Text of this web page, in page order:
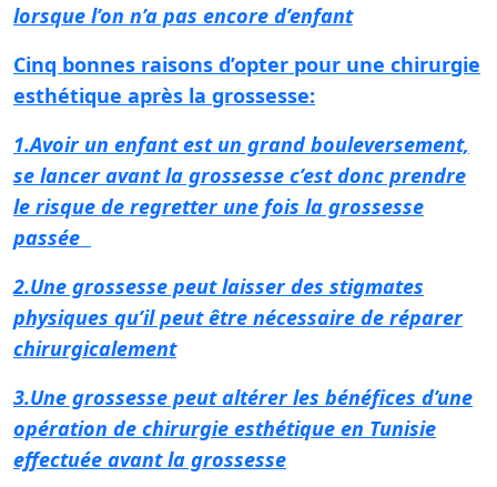
lorsque l’on n’a pas encore d’enfant
Cinq bonnes raisons d’opter pour une chirurgie
esthétique après la grossesse:
1.Avoir un enfant est un grand bouleversement,
se lancer avant la grossesse c’est donc prendre
le risque de regretter une fois la grossesse
passée
2.Une grossesse peut laisser des stigmates
physiques qu’il peut être nécessaire de réparer
chirurgicalement
3.Une grossesse peut altérer les bénéfices d’une
opération de chirurgie esthétique en Tunisie
effectuée avant la grossesse